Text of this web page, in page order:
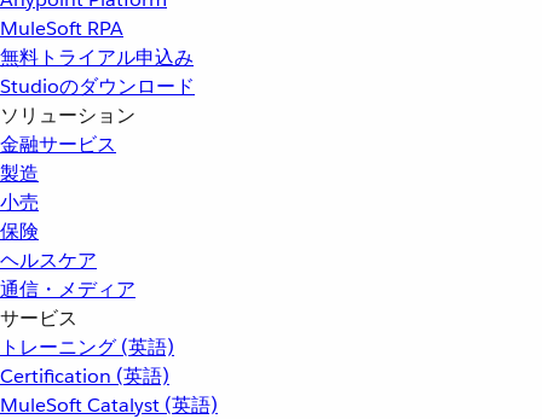
MuleSoft RPA
無料トライアル申込み
Studioのダウンロード
ソリューション
金融サービス
製造
小売
保険
ヘルスケア
通信・メディア
サービス
トレーニング (英語)
Certification (英語)
MuleSoft Catalyst (英語)